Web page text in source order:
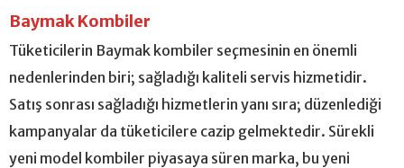
Baymak Kombiler
Tüketicilerin Baymak kombiler seçmesinin en önemli
nedenlerinden biri; sağladığı kaliteli servis hizmetidir.
Satış sonrası sağladığı hizmetlerin yanı sıra; düzenlediği
kampanyalar da tüketicilere cazip gelmektedir. Sürekli
yeni model kombiler piyasaya süren marka, bu yeni